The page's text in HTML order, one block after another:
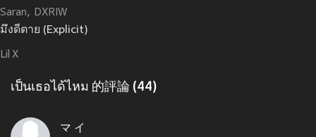
Saran DXRIW
มึงดีตาย (Explicit)
Lil X
เป็นเธอได้ไหม 的評論 (44)
マ イ